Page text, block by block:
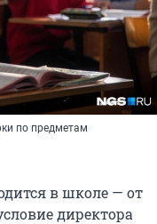
по предметам
в школе — от
директора